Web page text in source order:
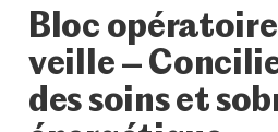
Bloc
veille –
des soins et